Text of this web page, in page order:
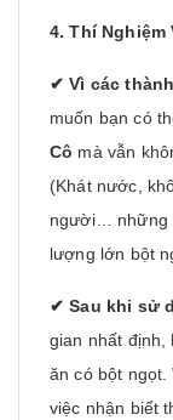
4. Thí Nghiệm
✔ Vì các
muốn bạn có
Cô mà vẫn
(Khát nước,
người… những
lượng lớn bột
✔ Sau khi sử
gian nhất định,
ăn có bột
việc nhận biết